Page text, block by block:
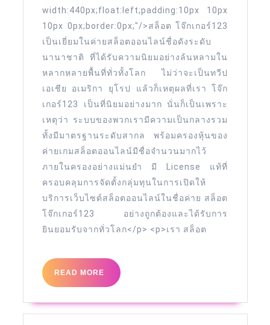
72
by
Eugenio
โจ๊ก
เกอร์123
https://
15
August
66
width:440px;float:left;padding:10px 10px
10px 0px;border:0px;"/>สล็อต โจ๊กเกอร์123
เป็นเยี่ยมในค่ายสล็อตออนไลน์ชื่อดังระดับ
นานาชาติ ที่ได้รับความนิยมอย่างล้นหลามใน
หลากหลายพื้นที่ทั่วทั้งโลก ไม่ว่าจะเป็นทวีป
เอเชีย อเมริกา ยุโรป แล้วก็เหตุผลที่เรา โจ๊ก
เกอร์123 เป็นที่นิยมอย่างมาก นั่นก็เป็นเพราะ
เหตุว่า ระบบของพวกเรามีความเป็นกลางรวม
ทั้งมีมาตรฐานระดับสากล พร้อมครองหุ้นของ
ค่ายเกมสล็อตออนไลน์มีชื่อจำนวนมากไว้
ภายในครองอย่างแม่นยำ มี License แท้ที่
ครอบคลุมการจัดตั้งกลุ่มทุนในการเปิดให้
บริการเว็บไซต์สล็อตออนไลน์ในชื่อค่าย สล็อต
โจ๊กเกอร์123 อย่างถูกต้องและได้รับการ
ยินยอมรับจากทั่วโลก</p> <p>เรา สล็อต
READ MORE
READ
MORE